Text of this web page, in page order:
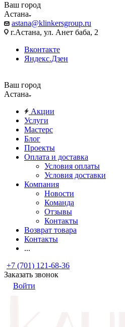
Ваш город
Астана
astana@klinkersgroup.ru
г.Астана, ул. Анет баба, 2
Вконтакте
Яндекс.Дзен
Ваш город
Астана
Акции
Услуги
Мастерс
Блог
Проекты
Оплата и доставка
Условия оплаты
Условия доставки
Компания
Новости
Команда
Отзывы
Контакты
Возврат товара
Контакты
...
+7 (701) 121-68-36
Заказать звонок
Войти